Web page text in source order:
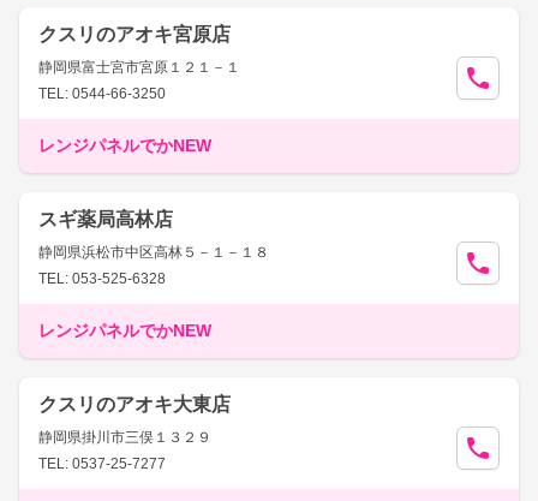
クスリのアオキ宮原店
静岡県富士宮市宮原１２１－１
TEL: 0544-66-3250
レンジパネルでかNEW
スギ薬局高林店
静岡県浜松市中区高林５－１－１８
TEL: 053-525-6328
レンジパネルでかNEW
クスリのアオキ大東店
静岡県掛川市三俣１３２９
TEL: 0537-25-7277